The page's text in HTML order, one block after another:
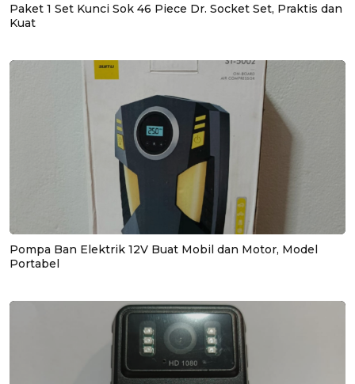
Paket 1 Set Kunci Sok 46 Piece Dr. Socket Set, Praktis dan
Kuat
Pompa Ban Elektrik 12V Buat Mobil dan Motor, Model
Portabel